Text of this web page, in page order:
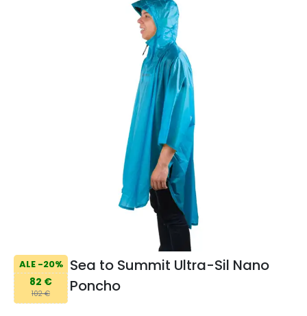
ALE -20%
82 €
102 €
Sea to Summit Ultra-Sil Nano
Poncho